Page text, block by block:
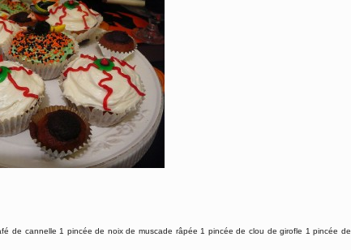
de cannelle 1 pincée de noix de muscade râpée 1 pincée de clou de girofle 1 pincée de